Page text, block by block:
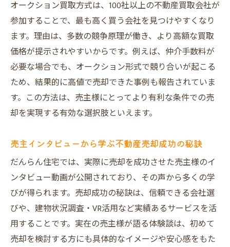
オークション買取方式は、100社以上の不動産買取会社が
参加することで、最も高く買う会社を見つけやすくなり
ます。理由は、多数の競争原理が働き、より高額な買取
価格が提示されやすいからです。例えば、仲介手数料が
必要な場合でも、オークション形式で競り合いが起こる
ため、結果的に高値で売却できた事例も報告されていま
す。この方法は、売主様にとってより有利な条件での売
却を実現する有効な選択肢といえます。
売主インタビューから学ぶ不動産売却成功の秘訣
だんらん住宅では、実際に売却を成功させた売主様のイ
ンタビュー動画が公開されており、その声から多くの学
びが得られます。売却成功の秘訣は、信頼できる会社選
びや、建物状況調査・VR活用など実績あるサービスを活
用することです。実在の売主様が語る体験談は、初めて
売却を検討する方にも具体的なイメージや安心感をもた